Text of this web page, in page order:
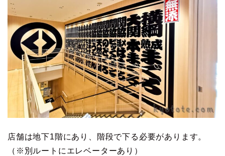
店舗は地下1階にあり、階段で下る必要があります。
（※別ルートにエレベーターあり）